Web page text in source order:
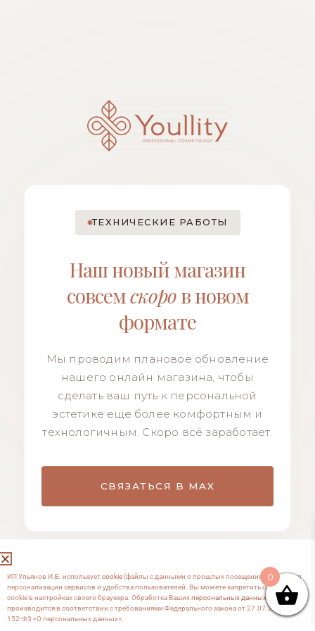
ТЕХНИЧЕСКИЕ РАБОТЫ
Наш новый магазин
совсемскоров новом
формате
Мы проводим плановое обновление
нашего онлайн магазина, чтобы
сделать ваш путь к персональной
эстетике еще более комфортным и
технологичным. Скоро всё заработает.
СВЯЗАТЬСЯ В MAX
0
ИП Ульянов И.Б. используетcookie(файлы с данными о прошлых посещениях сайта) для
персонализации сервисов и удобства пользователей. Вы можете запретить сохранение
cookie в настройках своего браузера. Обработка Вашихперсональных данных
производится в соответствии с требованиями Федерального закона от 27.07.2006 №
152-Ф3 «О персональных данных».